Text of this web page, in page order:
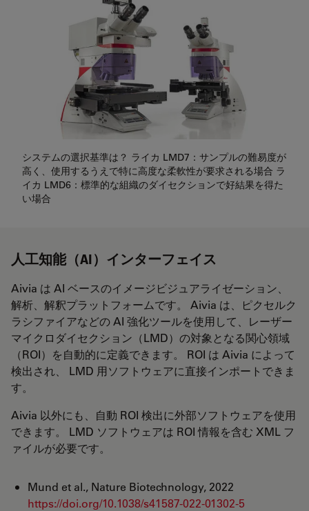
システムの選択基準は？ ライカ LMD7：サンプルの難易度が
高く、使用するうえで特に高度な柔軟性が要求される場合 ラ
イカ LMD6：標準的な組織のダイセクションで好結果を得た
い場合
人工知能（AI）インターフェイス
Aivia は AI ベースのイメージビジュアライゼーション、
解析、解釈プラットフォームです。 Aivia は、ピクセルク
ラシファイアなどの AI 強化ツールを使用して、レーザー
マイクロダイセクション（LMD）の対象となる関心領域
（ROI）を自動的に定義できます。 ROI は Aivia によって
検出され、 LMD 用ソフトウェアに直接インポートできま
す。
Aivia 以外にも、自動 ROI 検出に外部ソフトウェアを使用
できます。 LMD ソフトウェアは ROI 情報を含む XML フ
ァイルが必要です。
Mund et al., Nature Biotechnology, 2022
https://doi.org/10.1038/s41587-022-01302-5